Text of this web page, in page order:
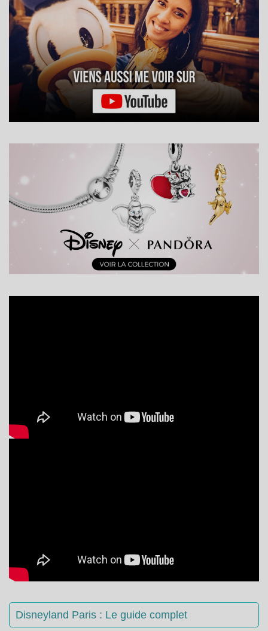
Disneyland Paris : Le guide complet